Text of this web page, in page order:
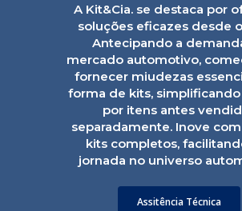
A Kit&Cia. se destaca por
soluções eficazes desde
Antecipando a
mercado automotivo,
fornecer miudezas
forma de kits, simplificando
por itens antes
separadamente. Inove
kits completos,
jornada no universo
Assitência Técnica